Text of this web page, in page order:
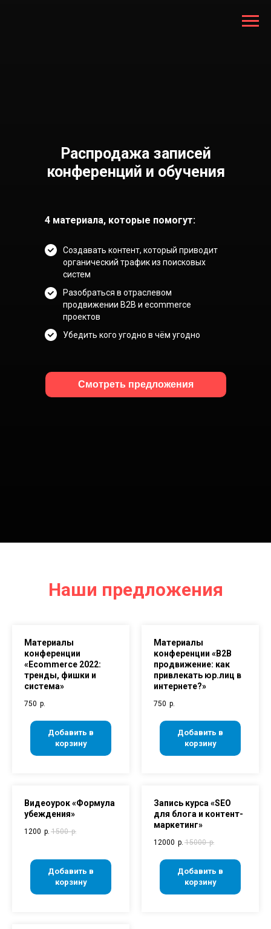
4 материала, которые помогут:
Создавать контент, который приводит
органический трафик из поисковых
систем
Разобраться в отраслевом
продвижении B2B и ecommerce
проектов
Убедить кого угодно в чём угодно
Распродажа записей
конференций и обучения
Смотреть предложения
Наши предложения
Материалы
конференции
«Ecommerce 2022:
тренды, фишки и
система»
750 р.
Добавить в
корзину
Материалы
конференции «В2В
продвижение: как
привлекать юр.лиц в
интернете?»
750 р.
Добавить в
корзину
Видеоурок «Формула
убеждения»
1200 р. 1500 р.
Добавить в
корзину
Запись курса «SEO
для блога и контент-
маркетинг»
12000 р. 15000 р.
Добавить в
корзину